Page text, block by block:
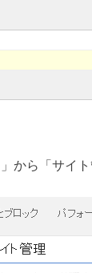
から「サイト